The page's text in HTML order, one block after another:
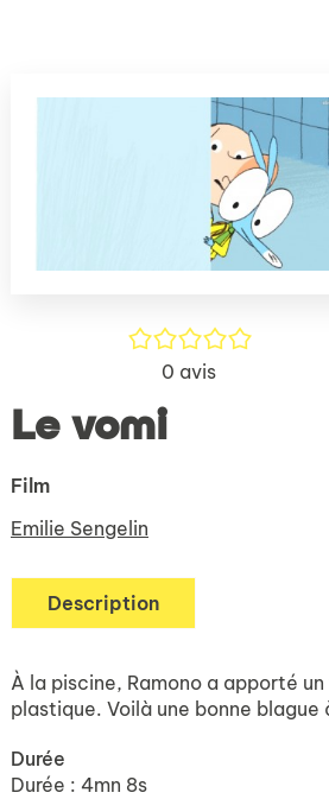
/5
0 avis
Le vomi
Film
Emilie Sengelin
Description
À la piscine, Ramono a apporté
plastique. Voilà une bonne blague
Durée
Durée : 4mn 8s